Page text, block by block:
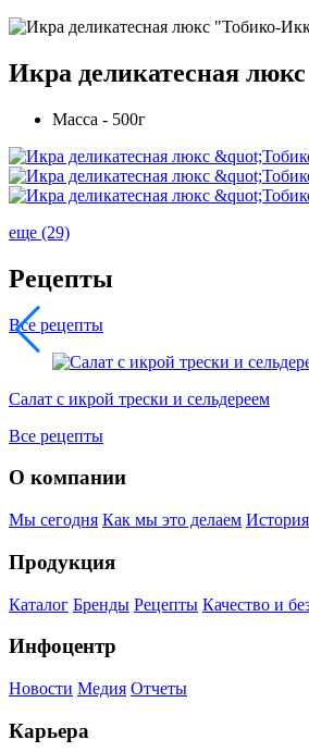
Икра деликатесная
Масса - 500г
еще (29)
Рецепты
Все рецепты
Салат с икрой трески и сельдереем
Все рецепты
О компании
Мы сегодня Как мы это делаем
Продукция
Каталог Бренды Рецепты Качество и
Инфоцентр
Новости Медия Отчеты
Карьера